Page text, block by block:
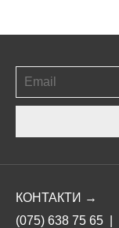
КОНТАКТИ →
(075) 638 75 65